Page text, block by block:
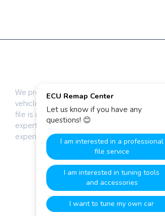
We provide dyno-tested chip tuning files for
vehicle tuning professionals worldwide. Every
file is manually calibrated by our team of
expert engineers with over 20 years of
experience.